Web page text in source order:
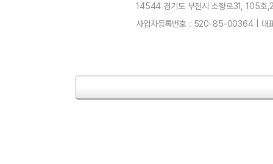
14544 경기도 부천시 소향로31, 105
사업자등록번호 : 520-85-00364 | 대